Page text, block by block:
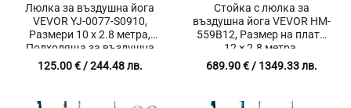
Люлка за въздушна йога
VEVOR YJ-0077-S0910,
Размери 10 x 2.8 метра,
Подходяща за въздушна
йога, въздушна
акробатика, стречинг и
тегло
125.00€/ 244.48 лв.
Стойка с люлка за
въздушна йога VEVOR HM-
559B12, Размер на плата
12 × 2.8 метра,
Максимално натоварване
250 кг, Подходяща за
упражнения за мобилност
689.90€/ 1349.33 лв.